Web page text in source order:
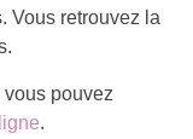
Vous retrouvez la
pouvez
.